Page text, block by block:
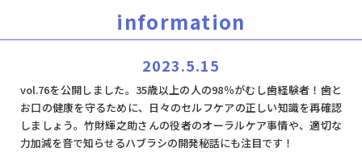
information
2023.5.15
vol.76を公開しました。35歳以上の人の98％がむし歯経験者！歯と
お口の健康を守るために、日々のセルフケアの正しい知識を再確認
しましょう。竹財輝之助さんの役者のオーラルケア事情や、適切な
力加減を音で知らせるハブラシの開発秘話にも注目です！